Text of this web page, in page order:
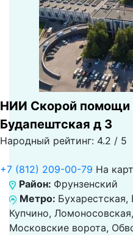
НИИ Скорой помощи
Будапештская д 3
Народный рейтинг: 4.2 / 5
+7 (812) 209-00-79 На
Район: Фрунзенский
Метро: Бухарестская,
Купчино,
Московские ворота,